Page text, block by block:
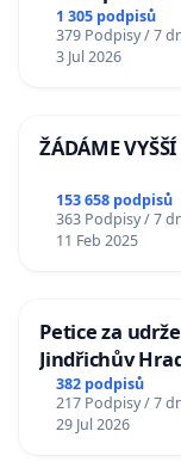
1 305 podpisů
379 Podpisy / 7
3 Jul 2026
ŽÁDÁME
153 658 podpisů
363 Podpisy / 7
11 Feb 2025
Petice za
Jindřichův
382 podpisů
217 Podpisy / 7
29 Jul 2026